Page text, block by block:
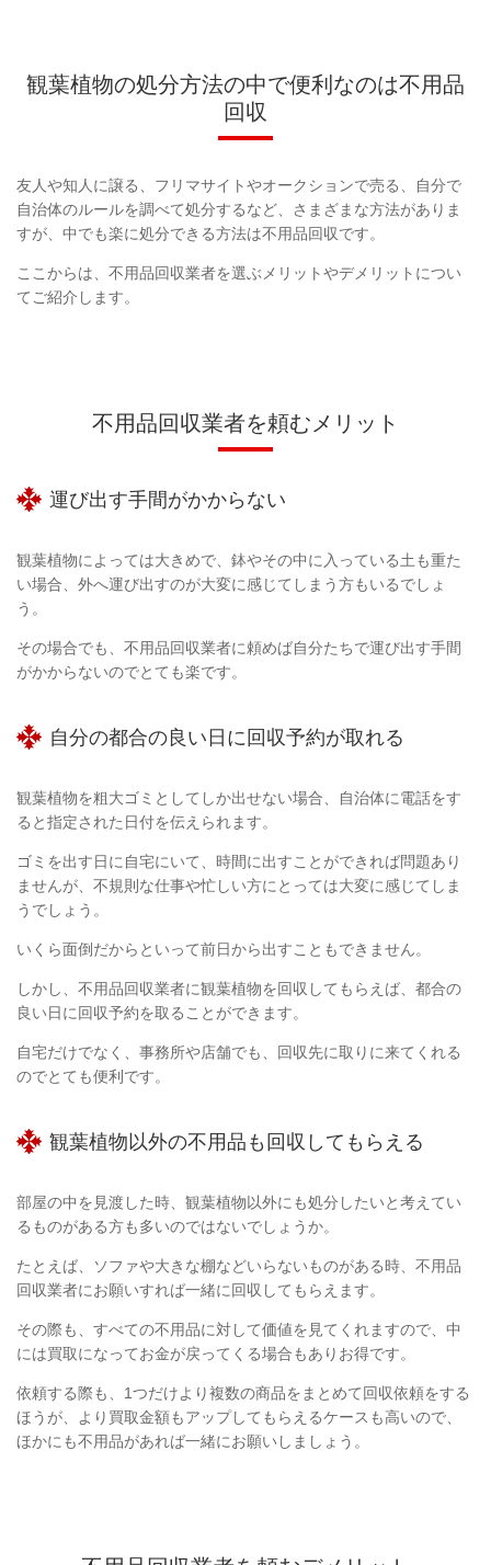
観葉植物の処分方法の中で便利なのは不用品
回収
友人や知人に譲る、フリマサイトやオークションで売る、自分で
自治体のルールを調べて処分するなど、さまざまな方法がありま
すが、中でも楽に処分できる方法は不用品回収です。
ここからは、不用品回収業者を選ぶメリットやデメリットについ
てご紹介します。
不用品回収業者を頼むメリット
運び出す手間がかからない
観葉植物によっては大きめで、鉢やその中に入っている土も重た
い場合、外へ運び出すのが大変に感じてしまう方もいるでしょ
う。
その場合でも、不用品回収業者に頼めば自分たちで運び出す手間
がかからないのでとても楽です。
自分の都合の良い日に回収予約が取れる
観葉植物を粗大ゴミとしてしか出せない場合、自治体に電話をす
ると指定された日付を伝えられます。
ゴミを出す日に自宅にいて、時間に出すことができれば問題あり
ませんが、不規則な仕事や忙しい方にとっては大変に感じてしま
うでしょう。
いくら面倒だからといって前日から出すこともできません。
しかし、不用品回収業者に観葉植物を回収してもらえば、都合の
良い日に回収予約を取ることができます。
自宅だけでなく、事務所や店舗でも、回収先に取りに来てくれる
のでとても便利です。
観葉植物以外の不用品も回収してもらえる
部屋の中を見渡した時、観葉植物以外にも処分したいと考えてい
るものがある方も多いのではないでしょうか。
たとえば、ソファや大きな棚などいらないものがある時、不用品
回収業者にお願いすれば一緒に回収してもらえます。
その際も、すべての不用品に対して価値を見てくれますので、中
には買取になってお金が戻ってくる場合もありお得です。
依頼する際も、1つだけより複数の商品をまとめて回収依頼をする
ほうが、より買取金額もアップしてもらえるケースも高いので、
ほかにも不用品があれば一緒にお願いしましょう。